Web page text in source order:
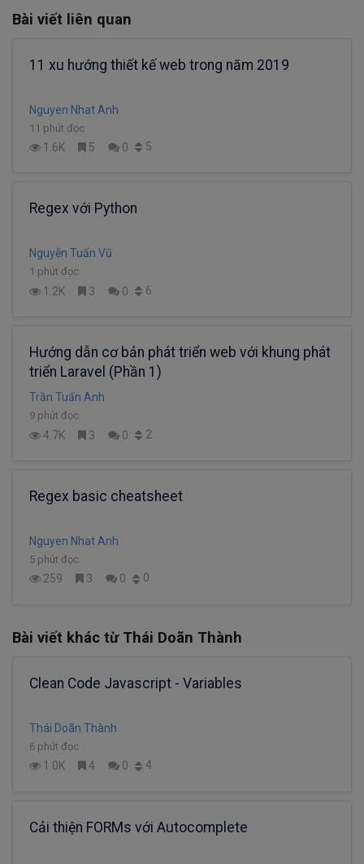
Bài viết liên quan
11 xu hướng thiết kế web trong năm 2019
Nguyen Nhat Anh
11 phút đọc
1.6K 5 0 5
Regex với Python
Nguyễn Tuấn Vũ
1 phút đọc
1.2K 3 0 6
Hướng dẫn cơ bản phát triển web với khung phát
triển Laravel (Phần 1)
Trần Tuấn Anh
9 phút đọc
4.7K 3 0 2
Regex basic cheatsheet
Nguyen Nhat Anh
5 phút đọc
259 3 0 0
Bài viết khác từ Thái Doãn Thành
Clean Code Javascript - Variables
Thái Doãn Thành
6 phút đọc
1.0K 4 0 4
Cải thiện FORMs với Autocomplete